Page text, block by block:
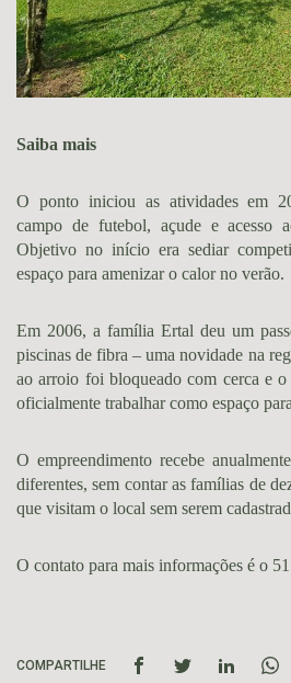
Saiba mais
O ponto iniciou as atividades em
campo de futebol, açude e acesso
Objetivo no início era sediar
espaço para amenizar o calor no verão.
Em 2006, a família Ertal deu um
piscinas de fibra – uma novidade na
ao arroio foi bloqueado com cerca e o
oficialmente trabalhar como espaço
O empreendimento recebe
diferentes, sem contar as famílias de
que visitam o local sem serem
O contato para mais informações é o
COMPARTILHE